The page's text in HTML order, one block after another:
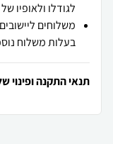
לגודלו ולאופיו
משלוחים
בעלות משלוח
תנאי התקנה ופינוי